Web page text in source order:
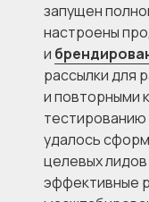
запущен
настроены
и
рассылки для
и повторными
тестированию
удалось
целевых
эффективные